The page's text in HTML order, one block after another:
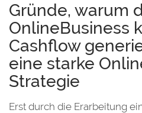
Gründe, warum
OnlineBusiness
Cashflow
eine starke
Strategie
Erst durch die Erarbeitung